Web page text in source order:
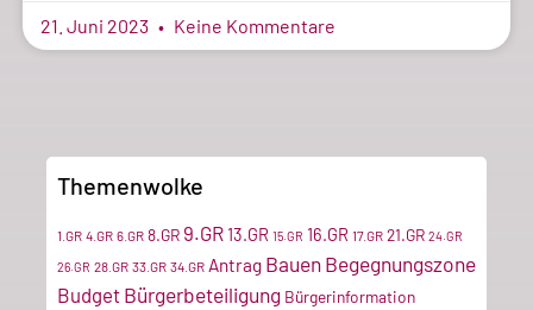
21. Juni 2023 Keine Kommentare
Themenwolke
1.GR 4.GR 6.GR 8.GR 9.GR 13.GR 15.GR 16.GR 17.GR 21.GR 24.GR
26.GR 28.GR 33.GR 34.GR Antrag BauenBegegnungszone
Budget Bürgerbeteiligung Bürgerinformation